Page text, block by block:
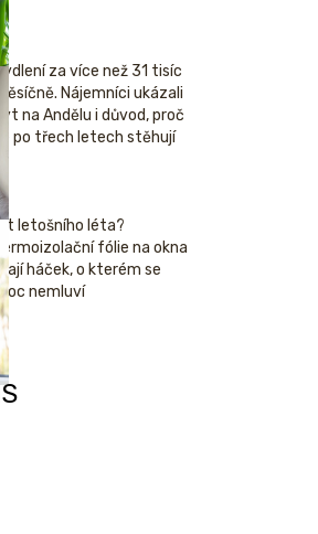
za více než 31 tisíc
Nájemníci ukázali
byt na Andělu i důvod, proč
po třech letech stěhují
letošního léta?
fólie na okna
háček, o kterém se
nemluví